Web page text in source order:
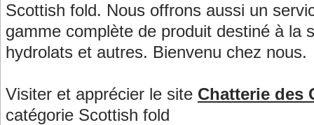
Scottish fold. Nous offrons aussi un
gamme complète de produit destiné à la
hydrolats et autres. Bienvenu chez nous.
Visiter et apprécier le site Chatterie des
catégorie Scottish fold